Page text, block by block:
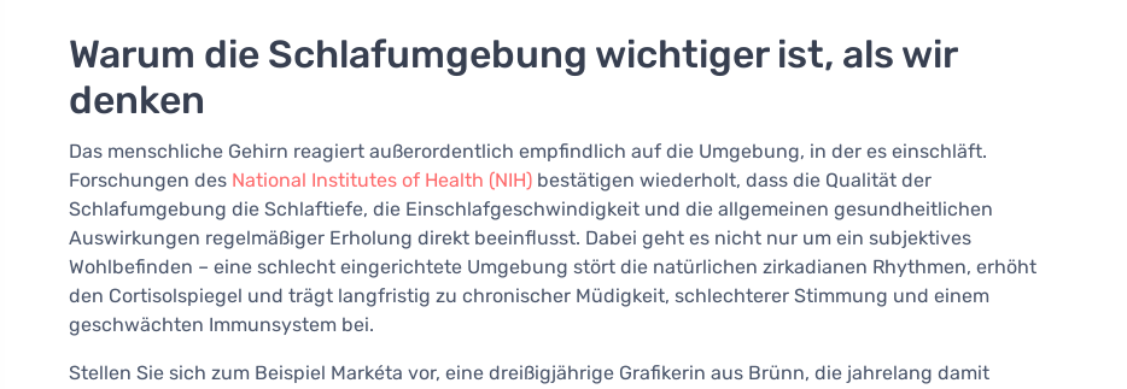
Warum die Schlafumgebung wichtiger ist, als wir
denken
Das menschliche Gehirn reagiert außerordentlich empfindlich auf die Umgebung, in der es einschläft.
Forschungen des National Institutes of Health (NIH) bestätigen wiederholt, dass die Qualität der
Schlafumgebung die Schlaftiefe, die Einschlafgeschwindigkeit und die allgemeinen gesundheitlichen
Auswirkungen regelmäßiger Erholung direkt beeinflusst. Dabei geht es nicht nur um ein subjektives
Wohlbefinden – eine schlecht eingerichtete Umgebung stört die natürlichen zirkadianen Rhythmen, erhöht
den Cortisolspiegel und trägt langfristig zu chronischer Müdigkeit, schlechterer Stimmung und einem
geschwächten Immunsystem bei.
Stellen Sie sich zum Beispiel Markéta vor, eine dreißigjährige Grafikerin aus Brünn, die jahrelang damit